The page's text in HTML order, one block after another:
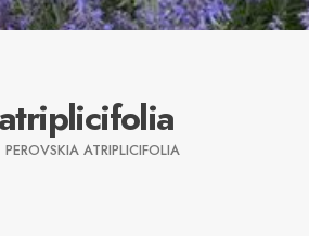
PEROVSKIA ATRIPLICIFOLIA